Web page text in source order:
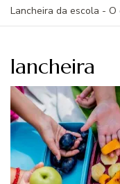
Lancheira da escola - O
lancheira